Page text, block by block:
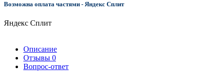
Возможна оплата частями - Яндекс Сплит
Яндекс Сплит
Описание
Отзывы 0
Вопрос-ответ